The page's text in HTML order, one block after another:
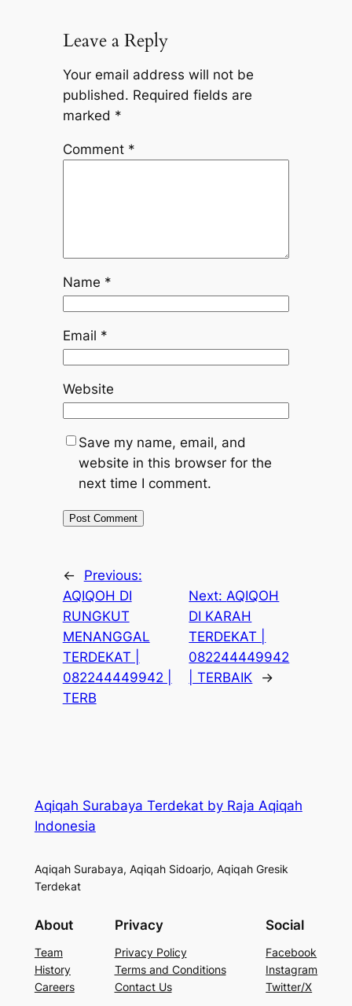
Leave a Reply
Your email address will not be
published. Required fields are
marked *
Comment *
Name *
Email *
Website
Save my name, email, and
website in this browser for the
next time I comment.
←
Previous:
AQIQOH DI
RUNGKUT
MENANGGAL
TERDEKAT |
082244449942 |
TERB
Next: AQIQOH
DI KARAH
TERDEKAT |
082244449942
| TERBAIK
→
Aqiqah Surabaya Terdekat by Raja Aqiqah
Indonesia
Aqiqah Surabaya, Aqiqah Sidoarjo, Aqiqah Gresik
Terdekat
About
Team
History
Careers
Privacy
Privacy Policy
Terms and Conditions
Contact Us
Social
Facebook
Instagram
Twitter/X